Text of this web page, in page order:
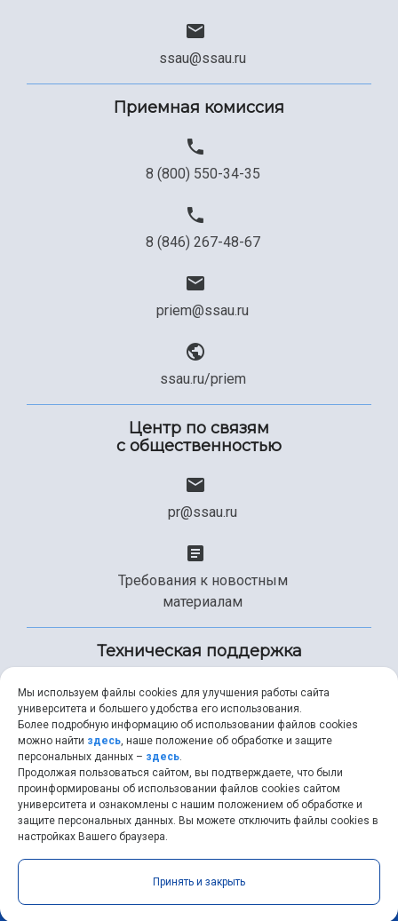
ssau@ssau.ru
Приемная комиссия
8 (800) 550-34-35
8 (846) 267-48-67
priem@ssau.ru
ssau.ru/priem
Центр по связям
с общественностью
pr@ssau.ru
Требования к новостным
материалам
Техническая поддержка
+7 (846) 267-49-99
help@ssau.ru
Самарский университет © 2026 |ssau.ru
RSS
Мы используем файлы cookies для улучшения работы сайта
университета и большего удобства его использования.
Более подробную информацию об использовании файлов cookies
можно найти здесь, наше положение об обработке и защите
персональных данных – здесь.
Продолжая пользоваться сайтом, вы подтверждаете, что были
проинформированы об использовании файлов cookies сайтом
университета и ознакомлены с нашим положением об обработке и
защите персональных данных. Вы можете отключить файлы cookies в
настройках Вашего браузера.
Принять и закрыть